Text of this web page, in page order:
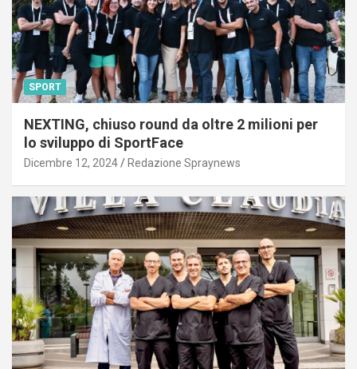
SPORT
NEXTING, chiuso round da oltre 2 milioni per
lo sviluppo di SportFace
Dicembre 12, 2024 Redazione Spraynews